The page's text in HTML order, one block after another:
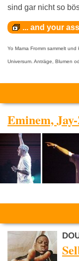
sind gar nicht so
... and your
Yo Mama Fromm sammelt
Universum. Anträge, Blumen
Eminem,